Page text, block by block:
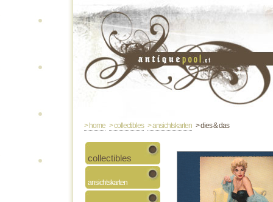
> home > collectibles > ansichtskarten > dies & das
collectibles
ansichtskarten